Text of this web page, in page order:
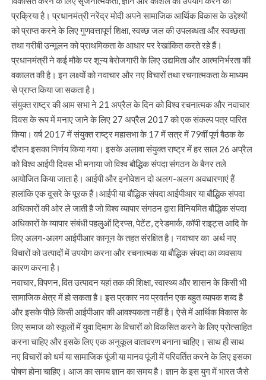
प्रक्रिया है। प्रधानमंत्री नरेंद्र मोदी अपने सामाजिक आर्थिक विकास के उद्देश्यों
को प्राप्त करने के लिए गुणवत्तापूर्ण शिक्षा, स्वच्छ जल की उपलब्धता और स्वच्छता
तथा गरीबी उन्मूलन को प्राथमिकता के आधार पर रेखांकित करते रहे हैं।
प्रधानमंत्री ने कई मौके पर शून्य बेरोजगारी के लिए उद्यमिता और आत्मनिर्भरता की
वकालत की है। इन लक्ष्यों को नवाचार और नए विचारों तथा रचनात्मकता के माध्यम
से प्राप्त किया जा सकता है।
संयुक्त राष्ट्र की आम सभा ने 21 अप्रैल के दिन को विश्व रचनात्मक और नवाचार
दिवस के रूप में मनाए जाने के लिए 27 अप्रैल 2017 को एक संकल्प पत्र पारित
किया। वर्ष 2017 में संयुक्त राष्ट्र महासभा के 17 में सत्र में 79वीं पूर्ण बैठक के
दौरान इसका निर्णय किया गया। इसके अलावा संयुक्त राष्ट्र में हर साल 26 अप्रैल
को विश्व आईपी दिवस भी मनाया जो विश्व बौद्धिक संपदा संगठन के बैनर तले
आयोजित किया जाता है। आईपी और इनोवेशन दो अलग-अलग अवधारणाएं हैं
हालांकि एक दूसरे के पूरक हैं।आईपी या बौद्धिक संपदा आईपीआर या बौद्धिक संपदा
अधिकारों की ओर ले जाती है जो विश्व व्यापार संगठन द्वारा विनियमित बौद्धिक संपदा
अधिकारों के व्यापार संबंधी पहलुओं ट्रिप्स, पेटेंट, ट्रेडमार्क, कॉपी राइट्स आदि के
लिए अलग-अलग आईपीआर कानून के तहत संरक्षित है। नवाचार का अर्थ नए
विचारों को उत्पादों में उपयोग करना और रचनात्मक या बौद्धिक संपदा का व्यवसाय
कारण करना है।
नवाचार, विपणन, वित उत्पादन यहां तक की शिक्षा, स्वास्थ्य और शासन के किसी भी
सामाजिक क्षेत्र में हो सकता है। इस प्रकार नव प्रवर्तन एक बहुत व्यापक शब्द है
और इसके पीछे किसी आईपीआर की आवश्यकता नहीं है। ऐसे में आर्थिक विकास के
लिए समाज को स्कूलों में युवा दिमाग के विचारों को विकसित करने के लिए प्रोत्साहित
करना चाहिए और इसके लिए एक अनुकूल वातावरण बनाना चाहिए। साथ ही साथ
नए विचारों को धर्म या सामाजिक पूंजी या मानव पूंजी में परिवर्तित करने के लिए इसका
पोषण होना चाहिए। आज का समय ज्ञान का समय है। ज्ञान के इस युग में भारत जैसे